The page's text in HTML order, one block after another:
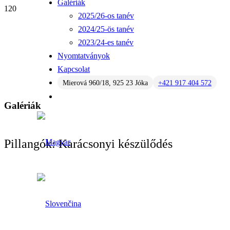
Galériák
2025/26-os tanév
2024/25-ös tanév
2023/24-es tanév
Nyomtatványok
Kapcsolat
Mierová 960/18, 925 23 Jóka +421 917 404 572
Galériák
Pillangók: Karácsonyi készülődés